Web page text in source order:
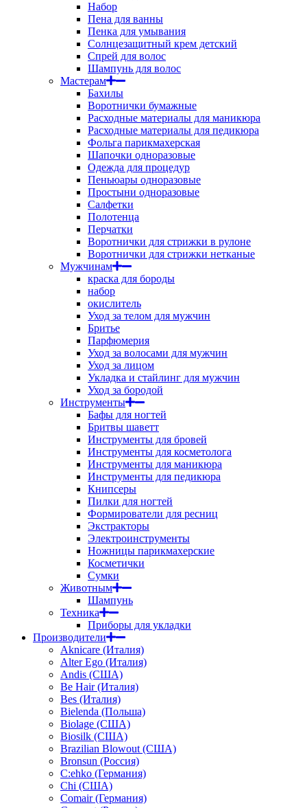
Набор
Пена для ванны
Пенка для умывания
Солнцезащитный крем детский
Спрей для волос
Шампунь для волос
Мастерам
Бахилы
Воротнички бумажные
Расходные материалы для маникюра
Расходные материалы для педикюра
Фольга парикмахерская
Шапочки одноразовые
Одежда для процедур
Пеньюары одноразовые
Простыни одноразовые
Салфетки
Полотенца
Перчатки
Воротнички для стрижки в рулоне
Воротнички для стрижки нетканые
Мужчинам
краска для бороды
набор
окислитель
Уход за телом для мужчин
Бритье
Парфюмерия
Уход за волосами для мужчин
Уход за лицом
Укладка и стайлинг для мужчин
Уход за бородой
Инструменты
Бафы для ногтей
Бритвы шаветт
Инструменты для бровей
Инструменты для косметолога
Инструменты для маникюра
Инструменты для педикюра
Книпсеры
Пилки для ногтей
Формирователи для ресниц
Экстракторы
Электроинструменты
Ножницы парикмахерские
Косметички
Сумки
Животным
Шампунь
Техника
Приборы для укладки
Производители
Aknicare (Италия)
Alter Ego (Италия)
Andis (США)
Be Hair (Италия)
Bes (Италия)
Bielenda (Польша)
Biolage (США)
Biosilk (США)
Brazilian Blowout (США)
Bronsun (Россия)
C:ehko (Германия)
Chi (США)
Comair (Германия)